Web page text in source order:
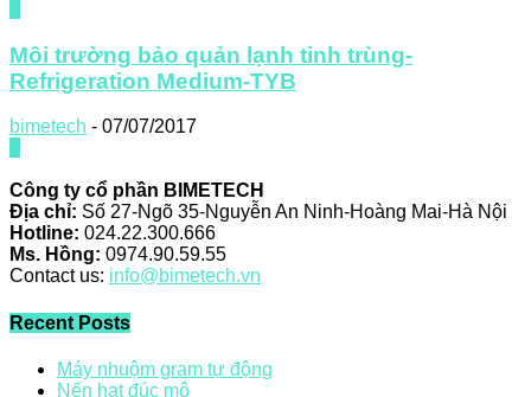
Môi trường bảo quản lạnh tinh trùng-
Refrigeration Medium-TYB
bimetech - 07/07/2017
Công ty cổ phần BIMETECH
Địa chỉ: Số 27-Ngõ 35-Nguyễn An Ninh-Hoàng Mai-Hà Nội
Hotline: 024.22.300.666
Ms. Hồng: 0974.90.59.55
Contact us: info@bimetech.vn
Recent Posts
Máy nhuộm gram tự động
Nến hạt đúc mô